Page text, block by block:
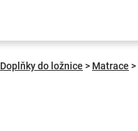
Doplňky do ložnice > Matrace >